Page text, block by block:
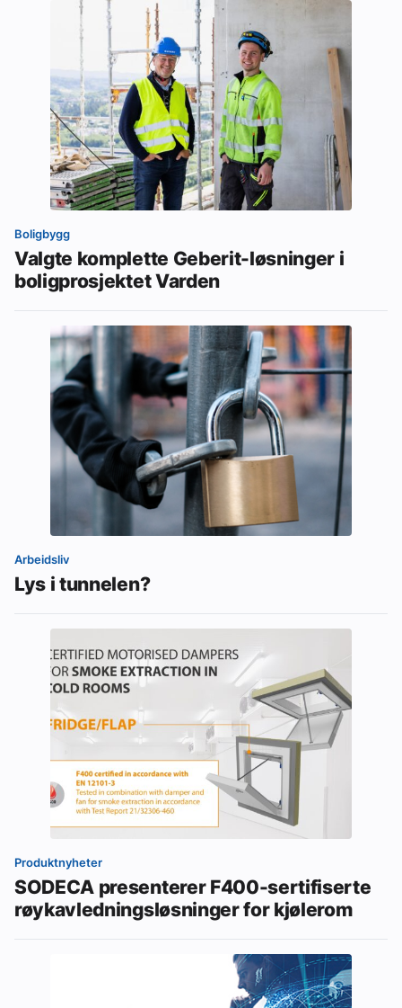
Boligbygg
Valgte komplette Geberit-løsninger i
boligprosjektet Varden
Arbeidsliv
Lys i tunnelen?
Produktnyheter
SODECA presenterer F400-sertifiserte
røykavledningsløsninger for kjølerom